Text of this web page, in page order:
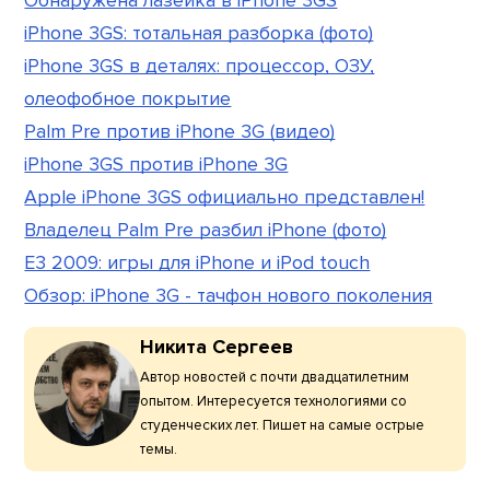
iPhone 3GS: тотальная разборка (фото)
iPhone 3GS в деталях: процессор, ОЗУ,
олеофобное покрытие
Palm Pre против iPhone 3G (видео)
iPhone 3GS против iPhone 3G
Apple iPhone 3GS официально представлен!
Владелец Palm Pre разбил iPhone (фото)
E3 2009: игры для iPhone и iPod touch
Обзор: iPhone 3G - тачфон нового поколения
Никита Сергеев
Автор новостей с почти двадцатилетним
опытом. Интересуется технологиями со
студенческих лет. Пишет на самые острые
темы.